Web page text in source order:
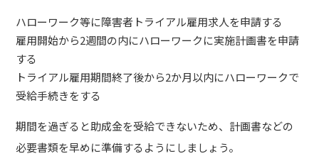
ハローワーク等に障害者トライアル雇用求人を申請する
雇用開始から2週間の内にハローワークに実施計画書を申請
する
トライアル雇用期間終了後から2か月以内にハローワークで
受給手続きをする
期間を過ぎると助成金を受給できないため、計画書などの
必要書類を早めに準備するようにしましょう。